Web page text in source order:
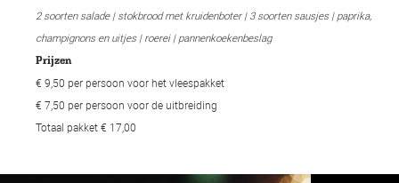
2 soorten salade | stokbrood met kruidenboter | 3 soorten sausjes | paprika,
champignons en uitjes | roerei | pannenkoekenbeslag
Prijzen
€ 9,50 per persoon voor het vleespakket
€ 7,50 per persoon voor de uitbreiding
Totaal pakket € 17,00